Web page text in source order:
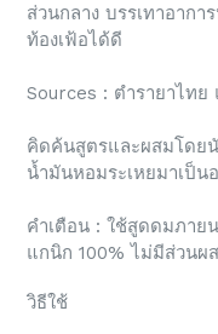
ส่วนกลาง บรรเทาอาก
ท้องเฟ้อได้ดี
Sources : ตำรายาไท
คิดค้นสูตรและผสมโดย
น้ำมันหอมระเหยมาเป็น
คำเตือน : ใช้สูดดมภาย
แกนิก 100% ไม่มีส่วนผ
วิธีใช้